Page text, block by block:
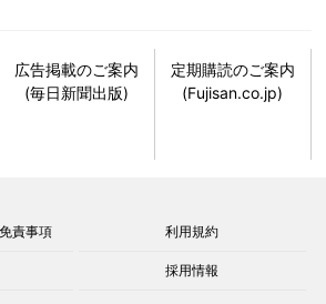
広告掲載のご案内
(毎日新聞出版)
定期購読のご案内
(Fujisan.co.jp)
責事項 利用規約
採用情報